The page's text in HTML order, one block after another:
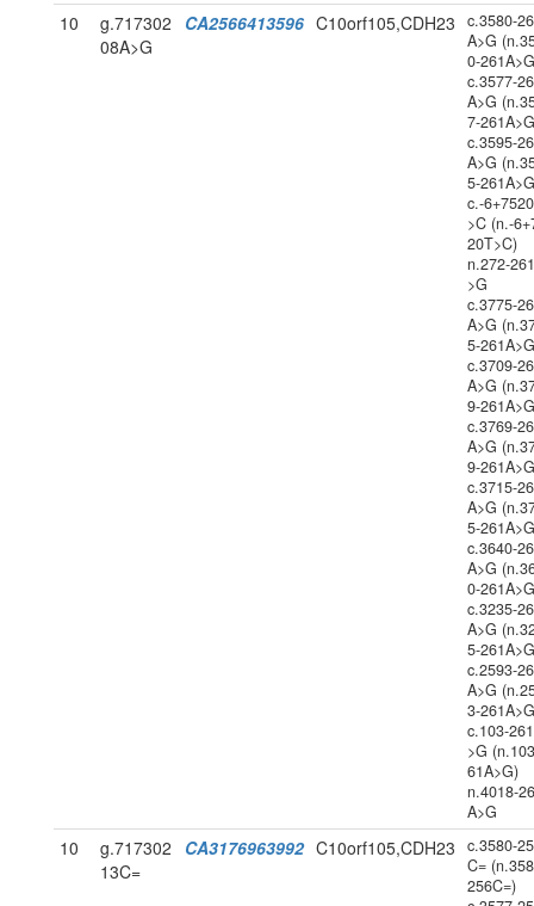
10
g.717302
08A>G
CA2566413596 C10orf105,CDH23
c.3580-
A>G
0-
c.3577-
A>G
7-
c.3595-
A>G
5-
c.-
>C (n.-
20T>C)
n.272-
>G
c.3775-
A>G
5-
c.3709-
A>G
9-
c.3769-
A>G
9-
c.3715-
A>G
5-
c.3640-
A>G
0-
c.3235-
A>G
5-
c.2593-
A>G
3-
c.103-
>G
61A>G)
n.4018-
A>G
10
g.717302
13C=
CA3176963992 C10orf105,CDH23
c.3580-
C=
256C=)